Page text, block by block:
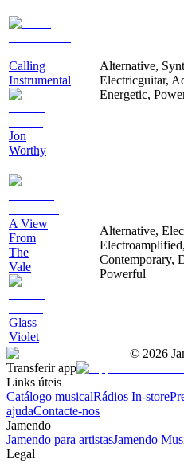
Calling
Instrumental
Jon
Worthy
Alternative,
Electricguitar,
Energetic,
A View
From
The
Vale
Glass
Violet
Alternative,
Electroamplified,
Contemporary,
Powerful
© 2026
Transferir app
Links úteis
Catálogo musicalRádios In-store
ajudaContacte-nos
Jamendo
Jamendo para artistasJamendo
Legal